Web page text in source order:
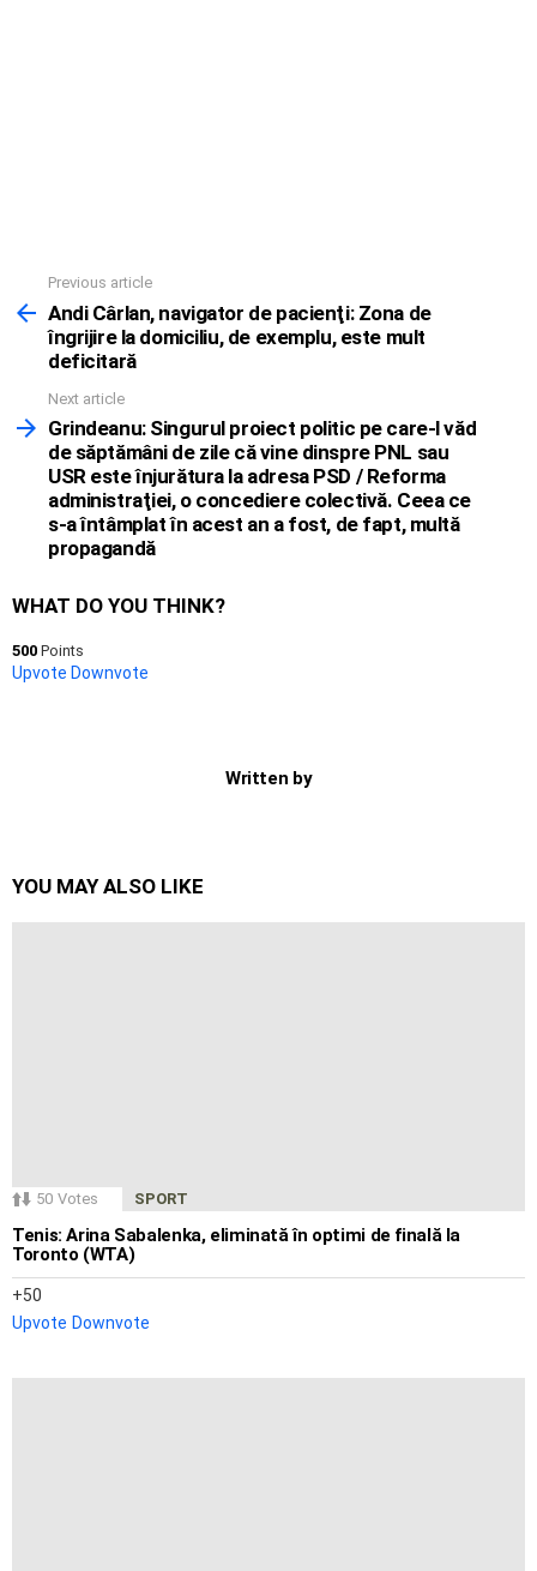
more
Previous article
Andi Cârlan, navigator de pacienţi: Zona de
îngrijire la domiciliu, de exemplu, este mult
deficitară
Next article
Grindeanu: Singurul proiect politic pe care-l văd
de săptămâni de zile că vine dinspre PNL sau
USR este înjurătura la adresa PSD / Reforma
administraţiei, o concediere colectivă. Ceea ce
s-a întâmplat în acest an a fost, de fapt, multă
propagandă
WHAT DO YOU THINK?
500 Points
Upvote Downvote
Written by
YOU MAY ALSO LIKE
50 Votes SPORT
Tenis: Arina Sabalenka, eliminată în optimi de finală la
Toronto (WTA)
50
Upvote Downvote